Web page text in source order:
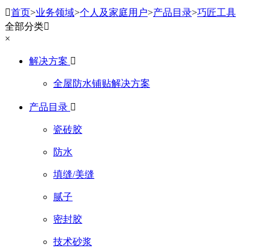
首页>业务领域>个人及家庭用户>产品目录>巧匠工具
全部分类
×
解决方案 
全屋防水铺贴解决方案
产品目录 
瓷砖胶
防水
填缝/美缝
腻子
密封胶
技术砂浆